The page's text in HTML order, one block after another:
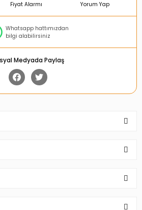
Fiyat Alarmı Yorum Yap
Whatsapp hattımızdan
bilgi alabilirsiniz
Medyada Paylaş